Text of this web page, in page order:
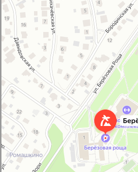
Навигация
Расписание
Контакты
Группы
О нас
Группы
Педагоги
О школе